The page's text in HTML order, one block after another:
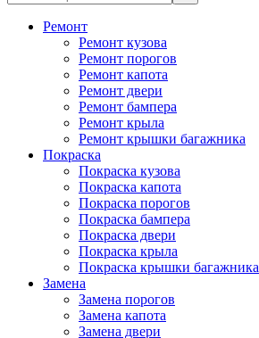
Ремонт
Ремонт кузова
Ремонт порогов
Ремонт капота
Ремонт двери
Ремонт бампера
Ремонт крыла
Ремонт крышки багажника
Покраска
Покраска кузова
Покраска капота
Покраска порогов
Покраска бампера
Покраска двери
Покраска крыла
Покраска крышки багажника
Замена
Замена порогов
Замена капота
Замена двери